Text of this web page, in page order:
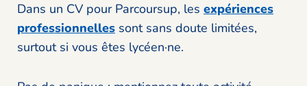
Dans un CV pour Parcoursup, les expériences
professionnelles sont sans doute limitées,
surtout si vous êtes lycéen·ne.